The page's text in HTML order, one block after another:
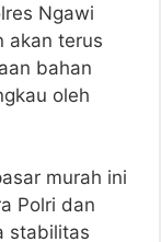
Ngawi
akan terus
bahan
oleh
murah ini
Polri dan
stabilitas